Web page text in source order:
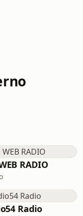
RADIO
Radio